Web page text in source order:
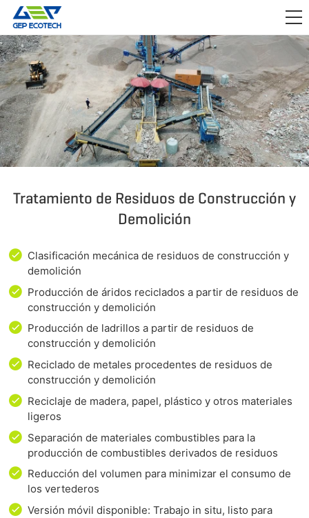
APLICACIÓN
LANZAMIENTO
ACERCA DE NOSOTROS
CONTÁCTENOS

Tratamiento de Residuos de Construcción y
Demolición
Clasificación mecánica de residuos de construcción y
demolición
Producción de áridos reciclados a partir de residuos de
construcción y demolición
Producción de ladrillos a partir de residuos de
construcción y demolición
Reciclado de metales procedentes de residuos de
construcción y demolición
Reciclaje de madera, papel, plástico y otros materiales
ligeros
Separación de materiales combustibles para la
producción de combustibles derivados de residuos
Reducción del volumen para minimizar el consumo de
los vertederos
Versión móvil disponible: Trabajo in situ, listo para